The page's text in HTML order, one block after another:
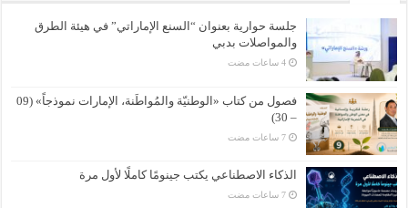
جلسة حوارية بعنوان “السنع الإماراتي” في هيئة الطرق
والمواصلات بدبي
‏4 ساعات مضت
فصول من كتاب «الوطنيّة والمُواطَنة، الإمارات نموذجاً» (09
– 30)
‏7 ساعات مضت
الذكاء الاصطناعي يكتب جينومًا كاملًا لأول مرة
‏7 ساعات مضت